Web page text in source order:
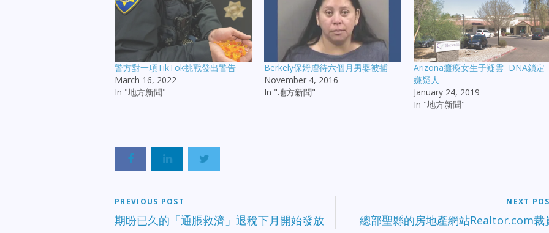
警方對一項TikTok挑戰發出警告
March 16, 2022
In "地方新聞"
Berkely保姆虐待六個月男嬰被捕
November 4, 2016
In "地方新聞"
Arizona癱瘓女生子疑雲 DNA鎖定
嫌疑人
January 24, 2019
In "地方新聞"
PREVIOUS POST
期盼已久的「通脹救濟」退稅下月開始發放
NEXT
總部聖縣的房地產網站Realtor.com裁